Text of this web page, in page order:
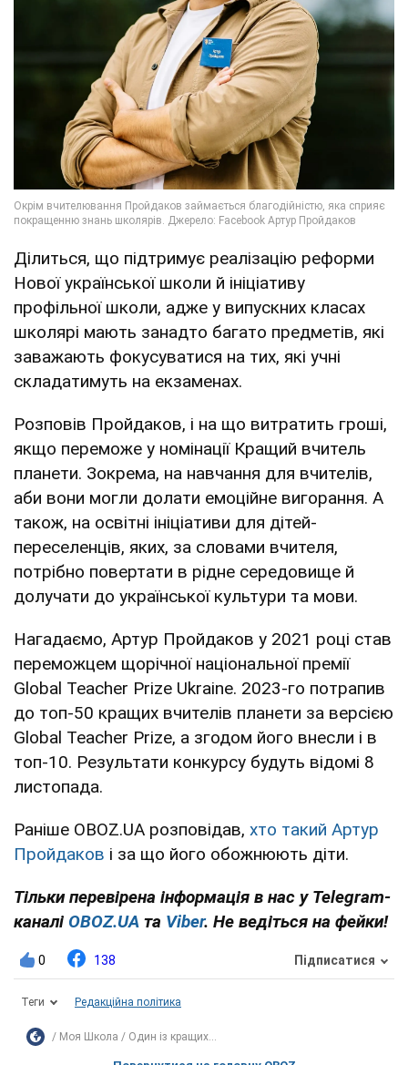
Ділиться, що підтримує реалізацію реформи
Нової української школи й ініціативу
профільної школи, адже у випускних класах
школярі мають занадто багато предметів, які
заважають фокусуватися на тих, які учні
складатимуть на екзаменах.
Розповів Пройдаков, і на що витратить гроші,
якщо переможе у номінації Кращий вчитель
планети. Зокрема, на навчання для вчителів,
аби вони могли долати емоційне вигорання. А
також, на освітні ініціативи для дітей-
переселенців, яких, за словами вчителя,
потрібно повертати в рідне середовище й
долучати до української культури та мови.
Нагадаємо, Артур Пройдаков у 2021 році став
переможцем щорічної національної премії
Global Teacher Prize Ukraine. 2023-го потрапив
до топ-50 кращих вчителів планети за версією
Global Teacher Prize, а згодом його внесли і в
топ-10. Результати конкурсу будуть відомі 8
листопада.
Раніше OBOZ.UA розповідав, хто такий Артур
Пройдаков і за що його обожнюють діти.
Тільки перевірена інформація в нас у Telegram-
каналі OBOZ.UA та Viber. Не ведіться на фейки!
0 138 Підписатися
Теги Редакційна політика
Моя Школа Один із кращих...